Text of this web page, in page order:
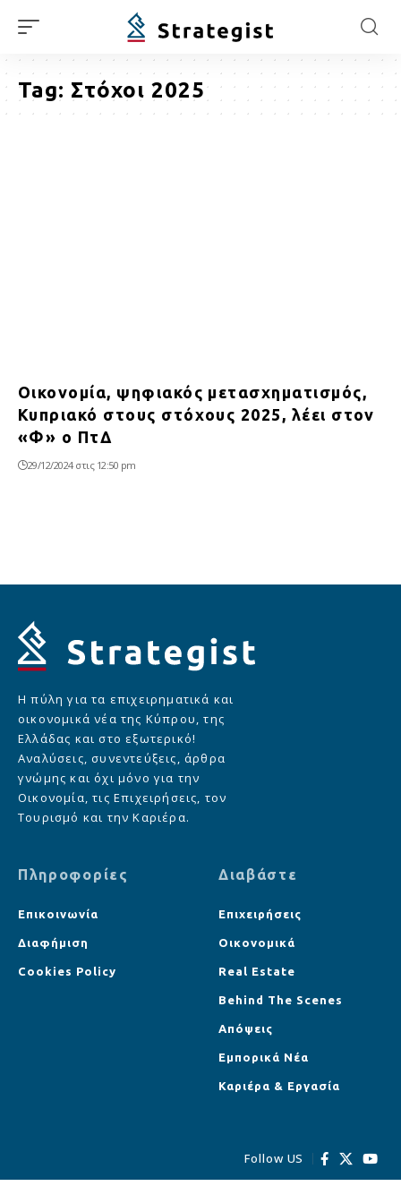
Tag: Στόχοι 2025
Οικονομία, ψηφιακός μετασχηματισμός,
Κυπριακό στους στόχους 2025, λέει στον
«Φ» ο ΠτΔ
29/12/2024 στις 12:50 pm
Η πύλη για τα επιχειρηματικά και
οικονομικά νέα της Κύπρου, της
Ελλάδας και στο εξωτερικό!
Αναλύσεις, συνεντεύξεις, άρθρα
γνώμης και όχι μόνο για την
Οικονομία, τις Επιχειρήσεις, τον
Τουρισμό και την Καριέρα.
Πληροφορίες
Επικοινωνία
Διαφήμιση
Cookies Policy
Διαβάστε
Επιχειρήσεις
Οικονομικά
Real Estate
Behind The Scenes
Απόψεις
Εμπορικά Νέα
Καριέρα & Εργασία
Follow US